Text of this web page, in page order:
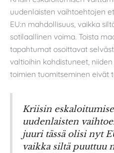
uudenlaisten vaihtoehtojen
EU:n mahdollisuus, vaikka
sotilaallinen voima. Toista
tapahtumat osoittavat
valtioihin kohdistuneet,
toimien tuomitseminen eivät
Kriisin
uudenlaisten
juuri tässä olisi nyt
vaikka siltä puuttuu